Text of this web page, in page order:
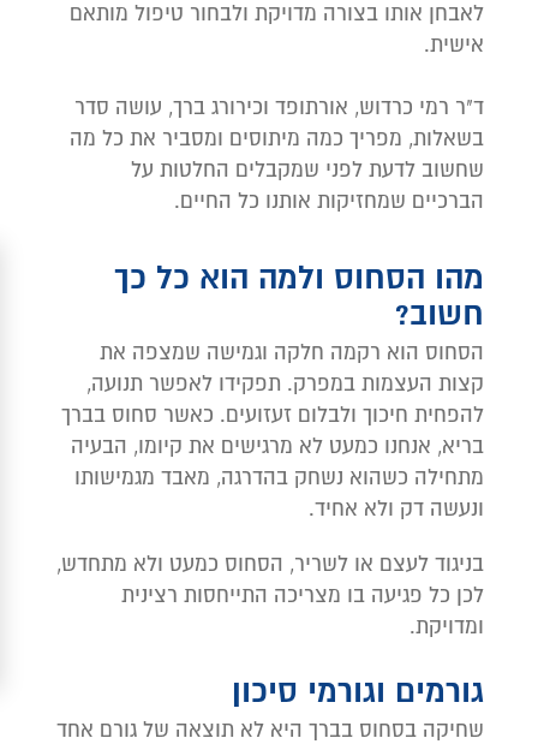
לאבחן אותו בצורה מדויקת ולבחור טיפול מותאם
אישית.
ד"ר רמי כרדוש, אורתופד וכירורג ברך, עושה סדר
בשאלות, מפריך כמה מיתוסים ומסביר את כל מה
שחשוב לדעת לפני שמקבלים החלטות על
הברכיים שמחזיקות אותנו כל החיים.
מהו הסחוס ולמה הוא כל כך
חשוב?
הסחוס הוא רקמה חלקה וגמישה שמצפה את
קצות העצמות במפרק. תפקידו לאפשר תנועה,
להפחית חיכוך ולבלום זעזועים. כאשר סחוס בברך
בריא, אנחנו כמעט לא מרגישים את קיומו, הבעיה
מתחילה כשהוא נשחק בהדרגה, מאבד מגמישותו
ונעשה דק ולא אחיד.
בניגוד לעצם או לשריר, הסחוס כמעט ולא מתחדש,
לכן כל פגיעה בו מצריכה התייחסות רצינית
ומדויקת.
גורמים וגורמי סיכון
שחיקה בסחוס בברך היא לא תוצאה של גורם אחד